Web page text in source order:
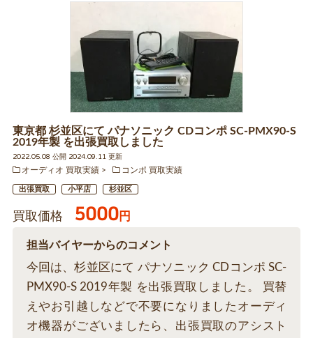
東京都 杉並区にて パナソニック CDコンポ SC-PMX90-S
2019年製 を出張買取しました
2022.05.08 公開 2024.09.11 更新
オーディオ 買取実績
コンポ 買取実績
出張買取 小平店 杉並区
買取価格 5000円
担当バイヤーからのコメント
今回は、杉並区にて パナソニック CDコンポ SC-
PMX90-S 2019年製 を出張買取しました。 買替
えやお引越しなどで不要になりましたオーディ
オ機器がございましたら、出張買取のアシスト